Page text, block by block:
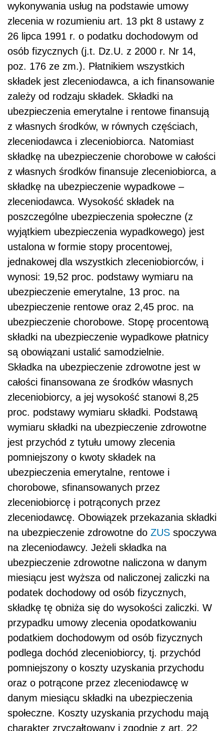
wykonywania usług na podstawie umowy
zlecenia w rozumieniu art. 13 pkt 8 ustawy z
26 lipca 1991 r. o podatku dochodowym od
osób fizycznych (j.t. Dz.U. z 2000 r. Nr 14,
poz. 176 ze zm.). Płatnikiem wszystkich
składek jest zleceniodawca, a ich finansowanie
zależy od rodzaju składek. Składki na
ubezpieczenia emerytalne i rentowe finansują
z własnych środków, w równych częściach,
zleceniodawca i zleceniobiorca. Natomiast
składkę na ubezpieczenie chorobowe w całości
z własnych środków finansuje zleceniobiorca, a
składkę na ubezpieczenie wypadkowe –
zleceniodawca. Wysokość składek na
poszczególne ubezpieczenia społeczne (z
wyjątkiem ubezpieczenia wypadkowego) jest
ustalona w formie stopy procentowej,
jednakowej dla wszystkich zleceniobiorców, i
wynosi: 19,52 proc. podstawy wymiaru na
ubezpieczenie emerytalne, 13 proc. na
ubezpieczenie rentowe oraz 2,45 proc. na
ubezpieczenie chorobowe. Stopę procentową
składki na ubezpieczenie wypadkowe płatnicy
są obowiązani ustalić samodzielnie.
Składka na ubezpieczenie zdrowotne jest w
całości finansowana ze środków własnych
zleceniobiorcy, a jej wysokość stanowi 8,25
proc. podstawy wymiaru składki. Podstawą
wymiaru składki na ubezpieczenie zdrowotne
jest przychód z tytułu umowy zlecenia
pomniejszony o kwoty składek na
ubezpieczenia emerytalne, rentowe i
chorobowe, sfinansowanych przez
zleceniobiorcę i potrąconych przez
zleceniodawcę. Obowiązek przekazania składki
na ubezpieczenie zdrowotne do ZUS spoczywa
na zleceniodawcy. Jeżeli składka na
ubezpieczenie zdrowotne naliczona w danym
miesiącu jest wyższa od naliczonej zaliczki na
podatek dochodowy od osób fizycznych,
składkę tę obniża się do wysokości zaliczki. W
przypadku umowy zlecenia opodatkowaniu
podatkiem dochodowym od osób fizycznych
podlega dochód zleceniobiorcy, tj. przychód
pomniejszony o koszty uzyskania przychodu
oraz o potrącone przez zleceniodawcę w
danym miesiącu składki na ubezpieczenia
społeczne. Koszty uzyskania przychodu mają
charakter zryczałtowany i zgodnie z art. 22